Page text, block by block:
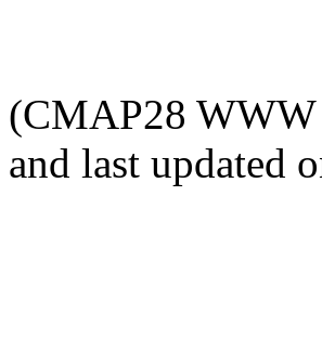
(CMAP28 WWW
and last updated